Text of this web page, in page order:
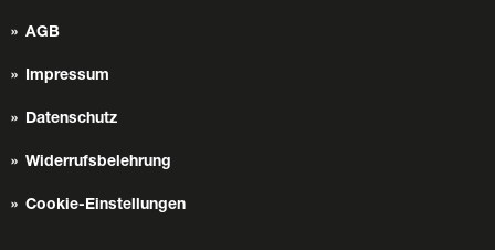
AGB
Impressum
Datenschutz
Widerrufsbelehrung
Cookie-Einstellungen